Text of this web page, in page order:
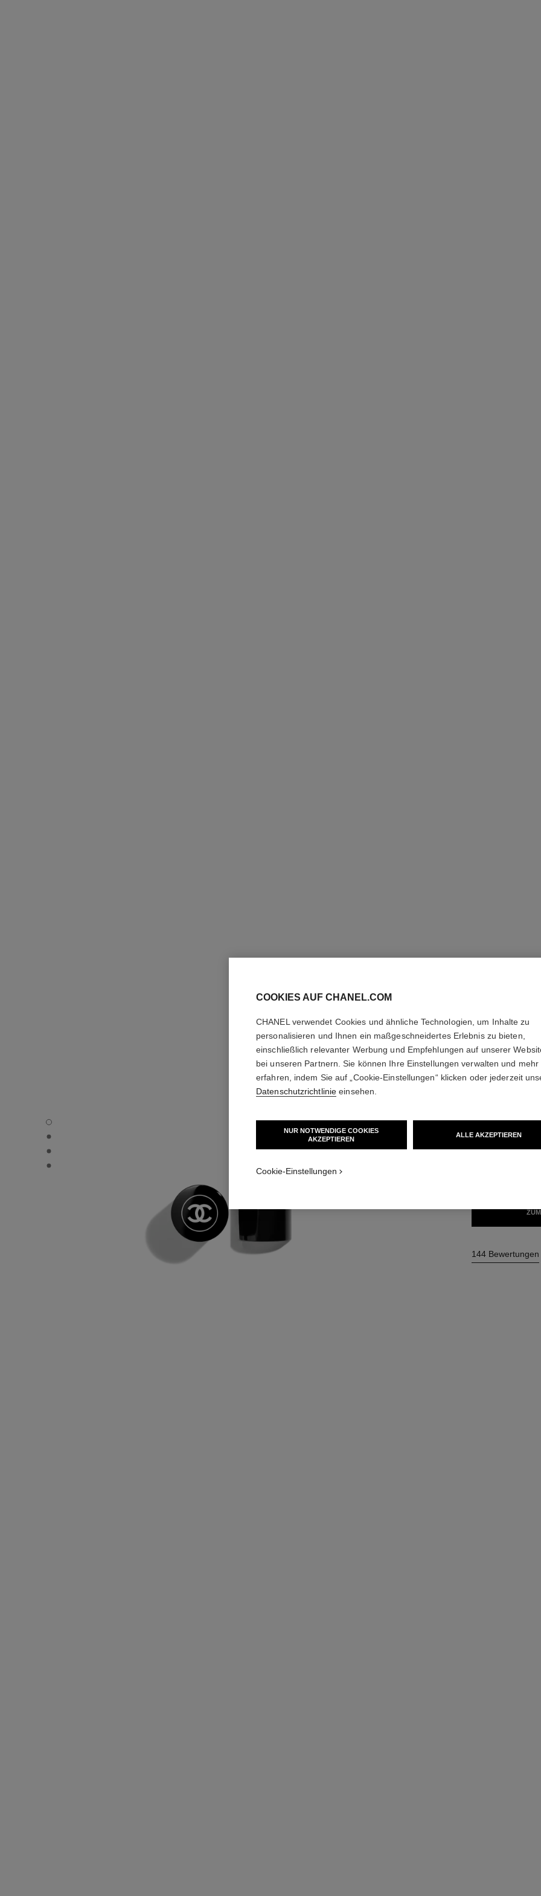
BAUME ESSENTIEL - Standardansicht
BAUME ESSENTIEL - Alternative Ansicht 1
BAUME ESSENTIEL - Ansicht der grundlegenden Textur
BAUME ESSENTIEL - product.packShot.APPLICATION_VISUAL_2
BAUME
Vielseitiger
Weitere Details
Ref. 169055
8 NUANCEN
144 Bewertungen
COOKIES AUF CHANEL.COM
CHANEL verwendet Cookies und ähnliche Technologien, um Inhalte zu
personalisieren und Ihnen ein maßgeschneidertes Erlebnis zu bieten,
einschließlich relevanter Werbung und Empfehlungen auf unserer
bei unseren Partnern. Sie können Ihre Einstellungen verwalten und mehr
erfahren, indem Sie auf „Cookie-Einstellungen“ klicken oder jederzeit
Datenschutzrichtlinie einsehen.
NUR NOTWENDIGE COOKIES
AKZEPTIEREN
ALLE AKZEPTIEREN
Cookie-Einstellungen